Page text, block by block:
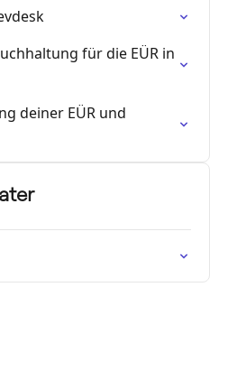
für die EÜR in
deiner EÜR und